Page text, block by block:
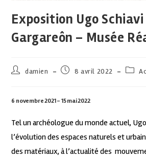
Exposition Ugo Schiavi
Gargareôn – Musée
damien 8 avril 2022
6 novembre 2021 – 15 mai 2022
Tel un archéologue du monde actuel,
l’évolution des espaces naturels et
des matériaux, à l’actualité des